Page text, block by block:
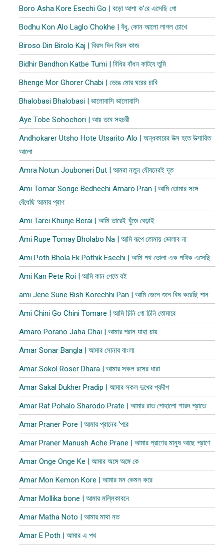
Boro Asha Kore Esechi Go | বড়ো আশা ক’রে এসেছি গো
Bodhu Kon Alo Laglo Chokhe | বঁধু, কোন আলো লাগল চোখে
Biroso Din Birolo Kaj | বিরস দিন বিরল কাজ
Bidhir Bandhon Katbe Tumi | বিধির বাঁধন কাটবে তুমি
Bhenge Mor Ghorer Chabi | ভেঙে মোর ঘরের চাবি
Bhalobasi Bhalobasi | ভালোবাসি ভালোবাসি
Aye Tobe Sohochori | আয় তবে সহচরী
Andhokarer Utsho Hote Utsarito Alo | অন্ধকারের উত্স হতে উত্সারিত
আলো
Amra Notun Jouboneri Dut | আমরা নতুন যৌবনেরই দূত
Ami Tomar Songe Bedhechi Amaro Pran | আমি তোমার সঙ্গে
বেঁধেছি আমার প্রাণ
Ami Tarei Khunje Berai | আমি তারেই খুঁজে বেড়াই
Ami Rupe Tomay Bholabo Na | আমি রূপে তোমায় ভোলাব না
Ami Poth Bhola Ek Pothik Esechi | আমি পথ ভোলা এক পথিক এসেছি
Ami Kan Pete Roi | আমি কান পেতে রই
ami Jene Sune Bish Korechhi Pan | আমি জেনে শুনে বিষ করেছি পান
Ami Chini Go Chini Tomare | আমি চিনি গো চিনি তোমারে
Amaro Porano Jaha Chai | আমার পরান যাহা চায়
Amar Sonar Bangla | আমার সোনার বাংলা
Amar Sokol Roser Dhara | আমার সকল রসের ধারা
Amar Sakal Dukher Pradip | আমার সকল দুখের প্রদীপ
Amar Rat Pohalo Sharodo Prate | আমার রাত পোহালো শারদ প্রাতে
Amar Praner Pore | আমার প্রানের ‘পরে
Amar Praner Manush Ache Prane | আমার প্রাণের মানুষ আছে প্রাণে
Amar Onge Onge Ke | আমার অঙ্গে অঙ্গে কে
Amar Mon Kemon Kore | আমার মন কেমন করে
Amar Mollika bone | আমার মল্লিকাবনে
Amar Matha Noto | আমার মাথা নত
Amar E Poth | আমার এ পথ